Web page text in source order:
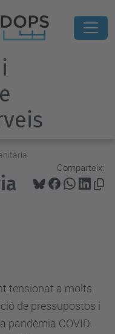
Comparteix:
tensionat a molts
de pressupostos i
pandèmia COVID.